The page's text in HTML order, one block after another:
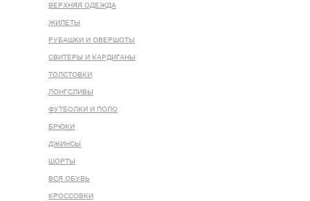
ВЕРХНЯЯ ОДЕЖДА
ЖИЛЕТЫ
РУБАШКИ И ОВЕРШОТЫ
СВИТЕРЫ И КАРДИГАНЫ
ТОЛСТОВКИ
ЛОНГСЛИВЫ
ФУТБОЛКИ И ПОЛО
БРЮКИ
ДЖИНСЫ
ШОРТЫ
ВСЯ ОБУВЬ
КРОССОВКИ